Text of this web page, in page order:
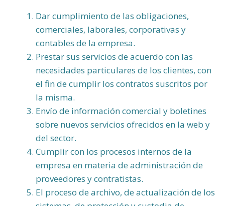
Dar cumplimiento de las obligaciones,
comerciales, laborales, corporativas y
contables de la empresa.
Prestar sus servicios de acuerdo con las
necesidades particulares de los clientes, con
el fin de cumplir los contratos suscritos por
la misma.
Envío de información comercial y boletines
sobre nuevos servicios ofrecidos en la web y
del sector.
Cumplir con los procesos internos de la
empresa en materia de administración de
proveedores y contratistas.
El proceso de archivo, de actualización de los